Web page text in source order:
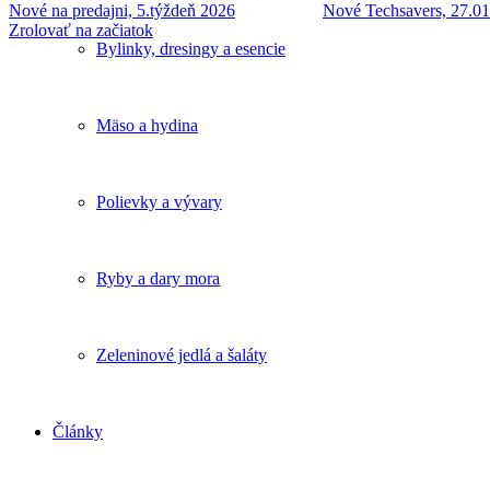
Bylinky, dresingy a esencie
Mäso a hydina
Polievky a vývary
Ryby a dary mora
Zeleninové jedlá a šaláty
Články
Nové na predajni, 5.týždeň 2026
Nové Techsavers,
Zrolovať na začiatok